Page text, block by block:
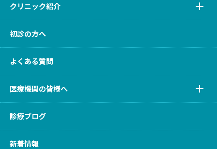
クリニック紹介
初診の方へ
よくある質問
医療機関の皆様へ
診療ブログ
新着情報